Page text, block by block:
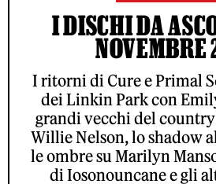
I DISCHI DA
NOVEMBRE
I ritorni di Cure e Primal
dei Linkin Park con
grandi vecchi del
Willie Nelson, lo shadow
le ombre su Marilyn
di Iosonouncane e gli